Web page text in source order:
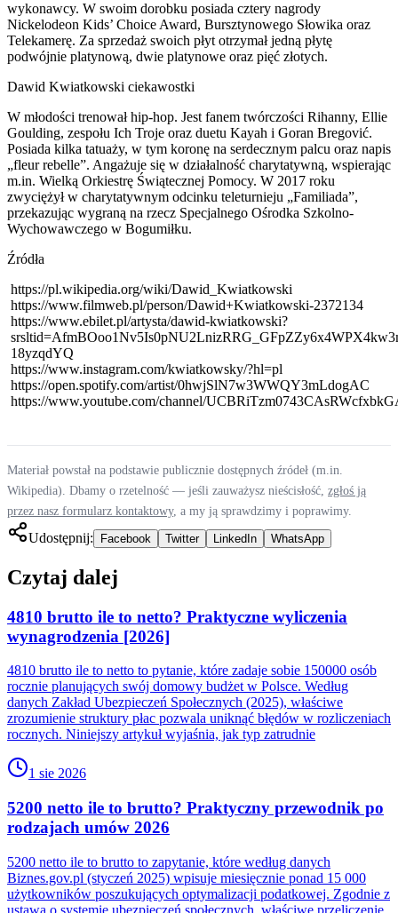
wykonawcy. W swoim dorobku posiada cztery nagrody
Nickelodeon Kids’ Choice Award, Bursztynowego Słowika oraz
Telekamerę. Za sprzedaż swoich płyt otrzymał jedną płytę
podwójnie platynową, dwie platynowe oraz pięć złotych.
Dawid Kwiatkowski ciekawostki
W młodości trenował hip-hop. Jest fanem twórczości Rihanny, Ellie
Goulding, zespołu Ich Troje oraz duetu Kayah i Goran Bregović.
Posiada kilka tatuaży, w tym koronę na serdecznym palcu oraz napis
„fleur rebelle”. Angażuje się w działalność charytatywną, wspierając
m.in. Wielką Orkiestrę Świątecznej Pomocy. W 2017 roku
zwyciężył w charytatywnym odcinku teleturnieju „Familiada”,
przekazując wygraną na rzecz Specjalnego Ośrodka Szkolno-
Wychowawczego w Bogumiłku.
Źródła
https://pl.wikipedia.org/wiki/Dawid_Kwiatkowski
https://www.filmweb.pl/person/Dawid+Kwiatkowski-2372134
https://www.ebilet.pl/artysta/dawid-kwiatkowski?
18yzqdYQ
https://www.instagram.com/kwiatkowsky/?hl=pl
https://open.spotify.com/artist/0hwjSlN7w3WWQY3mLdogAC
https://www.youtube.com/channel/
Materiał powstał na podstawie publicznie dostępnych źródeł (m.in.
Wikipedia). Dbamy o rzetelność — jeśli zauważysz nieścisłość, zgłoś ją
przez nasz formularz kontaktowy, a my ją sprawdzimy i poprawimy.
Udostępnij: Facebook Twitter LinkedIn WhatsApp
Czytaj dalej
4810 brutto ile to netto? Praktyczne wyliczenia
wynagrodzenia [2026]
4810 brutto ile to netto to pytanie, które zadaje sobie 150000 osób
rocznie planujących swój domowy budżet w Polsce. Według
danych Zakład Ubezpieczeń Społecznych (2025), właściwe
zrozumienie struktury płac pozwala uniknąć błędów w rozliczeniach
rocznych. Niniejszy artykuł wyjaśnia, jak typ zatrudnie
1 sie 2026
5200 netto ile to brutto? Praktyczny przewodnik po
rodzajach umów 2026
5200 netto ile to brutto to zapytanie, które według danych
Biznes.gov.pl (styczeń 2025) wpisuje miesięcznie ponad 15 000
użytkowników poszukujących optymalizacji podatkowej. Zgodnie z
ustawą o systemie ubezpieczeń społecznych, właściwe przeliczenie